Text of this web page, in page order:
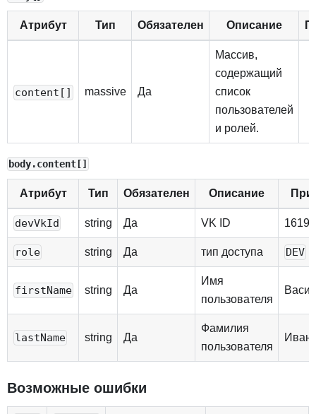
Атрибут Тип Обязателен Описание
content[] massive Да
Массив,
содержащий
список
пользователей
и ролей.
body.content[]
Атрибут Тип Обязателен Описание
devVkId string Да VK ID
role string Да тип доступа DEV
firstName string Да
Имя
пользователя
lastName string Да
Фамилия
пользователя
Возможные ошибки